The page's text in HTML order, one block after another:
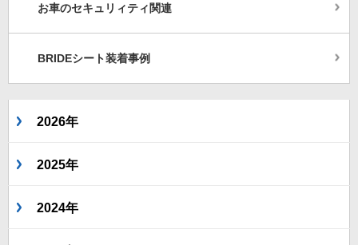
お車のセキュリィティ関連
BRIDEシート装着事例
2026年
2025年
2024年